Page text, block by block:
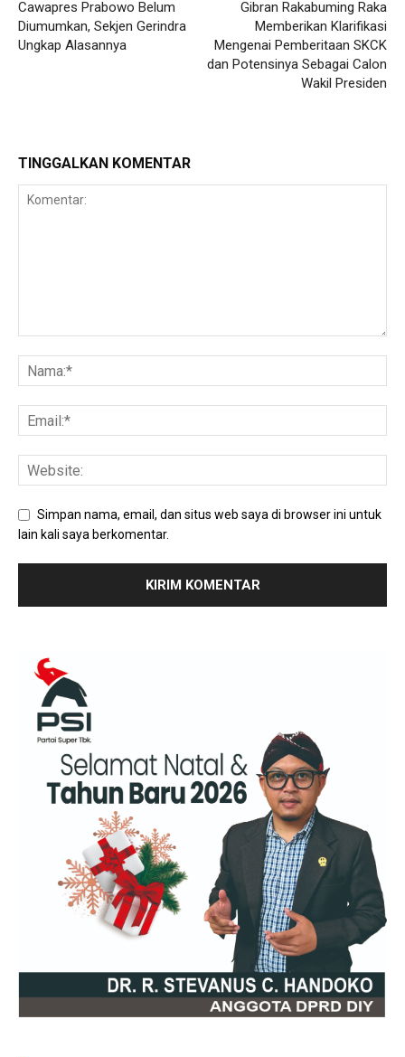
Cawapres Prabowo Belum
Diumumkan, Sekjen Gerindra
Ungkap Alasannya
Gibran Rakabuming Raka
Memberikan Klarifikasi
Mengenai Pemberitaan SKCK
dan Potensinya Sebagai Calon
Wakil Presiden
TINGGALKAN KOMENTAR
Simpan nama, email, dan situs web saya di browser ini untuk
lain kali saya berkomentar.